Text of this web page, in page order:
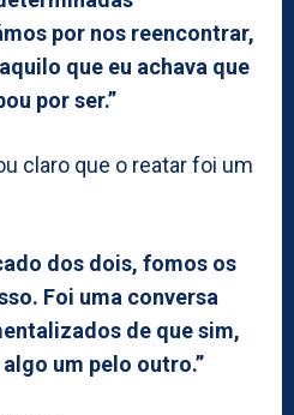
por nos reencontrar,
que eu achava que
por ser.”
claro que o reatar foi um
dos dois, fomos os
Foi uma conversa
de que sim,
um pelo outro.”